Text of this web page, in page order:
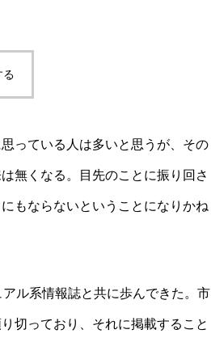
る
っている人は多いと思うが、その
無くなる。目先のことに振り回さ
もならないということになりかね
ル系情報誌と共に歩んできた。市
切っており、それに掲載すること